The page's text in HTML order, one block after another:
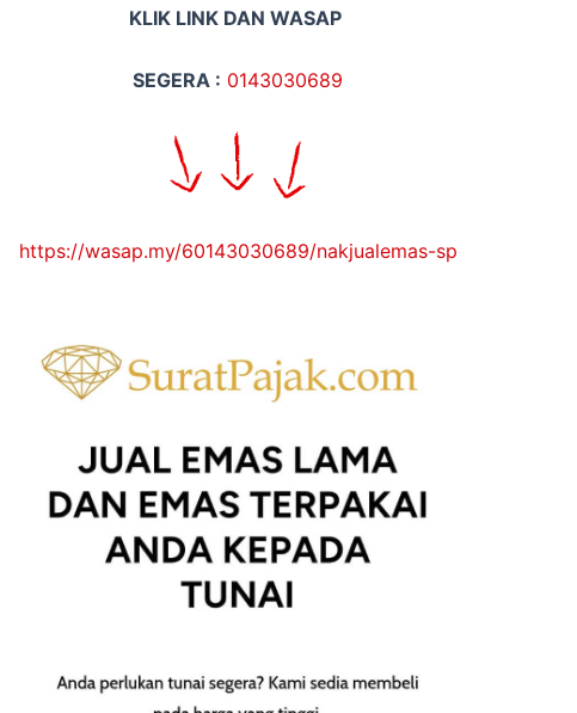
KLIK LINK DAN WASAP
SEGERA : 0143030689
https://wasap.my/60143030689/nakjualemas-sp